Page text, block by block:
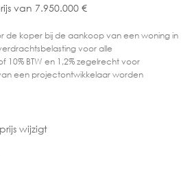
wijzigt
van 7.950.000 €
de koper bij de aankoop van een woning in
voor alle
BTW en 1,2% zegelrecht voor
een projectontwikkelaar worden